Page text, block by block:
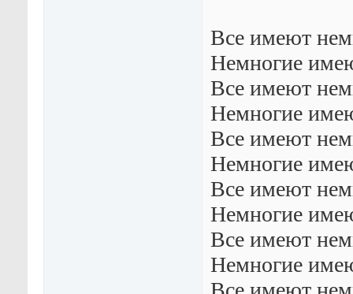
Все имеют
Немногие
Все имеют
Немногие
Все имеют
Немногие
Все имеют
Немногие
Все имеют
Немногие